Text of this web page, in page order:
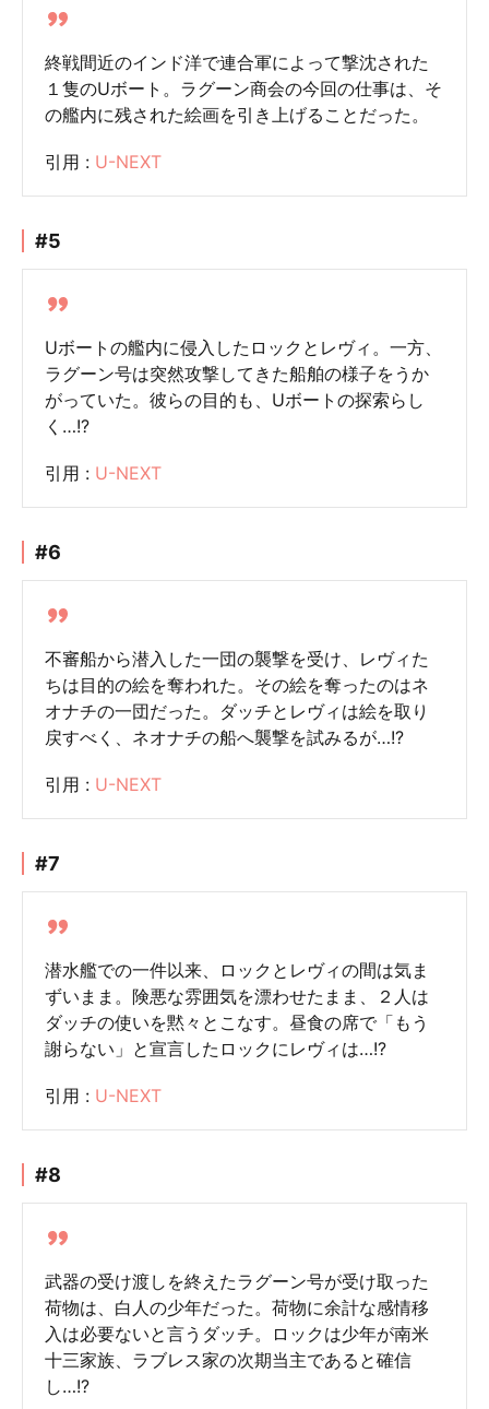
終戦間近のインド洋で連合軍によって撃沈された
１隻のUボート。ラグーン商会の今回の仕事は、そ
の艦内に残された絵画を引き上げることだった。
引用 : U-NEXT
#5
Uボートの艦内に侵入したロックとレヴィ。一方、
ラグーン号は突然攻撃してきた船舶の様子をうか
がっていた。彼らの目的も、Uボートの探索らし
く…!?
引用 : U-NEXT
#6
不審船から潜入した一団の襲撃を受け、レヴィた
ちは目的の絵を奪われた。その絵を奪ったのはネ
オナチの一団だった。ダッチとレヴィは絵を取り
戻すべく、ネオナチの船へ襲撃を試みるが…!?
引用 : U-NEXT
#7
潜水艦での一件以来、ロックとレヴィの間は気ま
ずいまま。険悪な雰囲気を漂わせたまま、２人は
ダッチの使いを黙々とこなす。昼食の席で「もう
謝らない」と宣言したロックにレヴィは…!?
引用 : U-NEXT
#8
武器の受け渡しを終えたラグーン号が受け取った
荷物は、白人の少年だった。荷物に余計な感情移
入は必要ないと言うダッチ。ロックは少年が南米
十三家族、ラブレス家の次期当主であると確信
し…!?